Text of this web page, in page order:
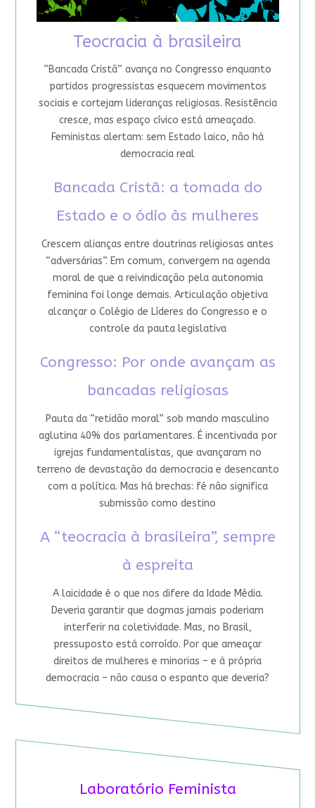
Teocracia à brasileira
“Bancada Cristã” avança no Congresso enquanto
partidos progressistas esquecem movimentos
sociais e cortejam lideranças religiosas. Resistência
cresce, mas espaço cívico está ameaçado.
Feministas alertam: sem Estado laico, não há
democracia real
Bancada Cristã: a tomada do
Estado e o ódio às mulheres
Crescem alianças entre doutrinas religiosas antes
“adversárias”. Em comum, convergem na agenda
moral de que a reivindicação pela autonomia
feminina foi longe demais. Articulação objetiva
alcançar o Colégio de Líderes do Congresso e o
controle da pauta legislativa
Congresso: Por onde avançam as
bancadas religiosas
Pauta da “retidão moral” sob mando masculino
aglutina 40% dos parlamentares. É incentivada por
igrejas fundamentalistas, que avançaram no
terreno de devastação da democracia e desencanto
com a política. Mas há brechas: fé não significa
submissão como destino
A “teocracia à brasileira”, sempre
à espreita
A laicidade é o que nos difere da Idade Média.
Deveria garantir que dogmas jamais poderiam
interferir na coletividade. Mas, no Brasil,
pressuposto está corroído. Por que ameaçar
direitos de mulheres e minorias – e à própria
democracia – não causa o espanto que deveria?
Laboratório Feminista